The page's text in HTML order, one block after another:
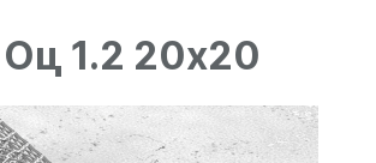
1.2 20х20